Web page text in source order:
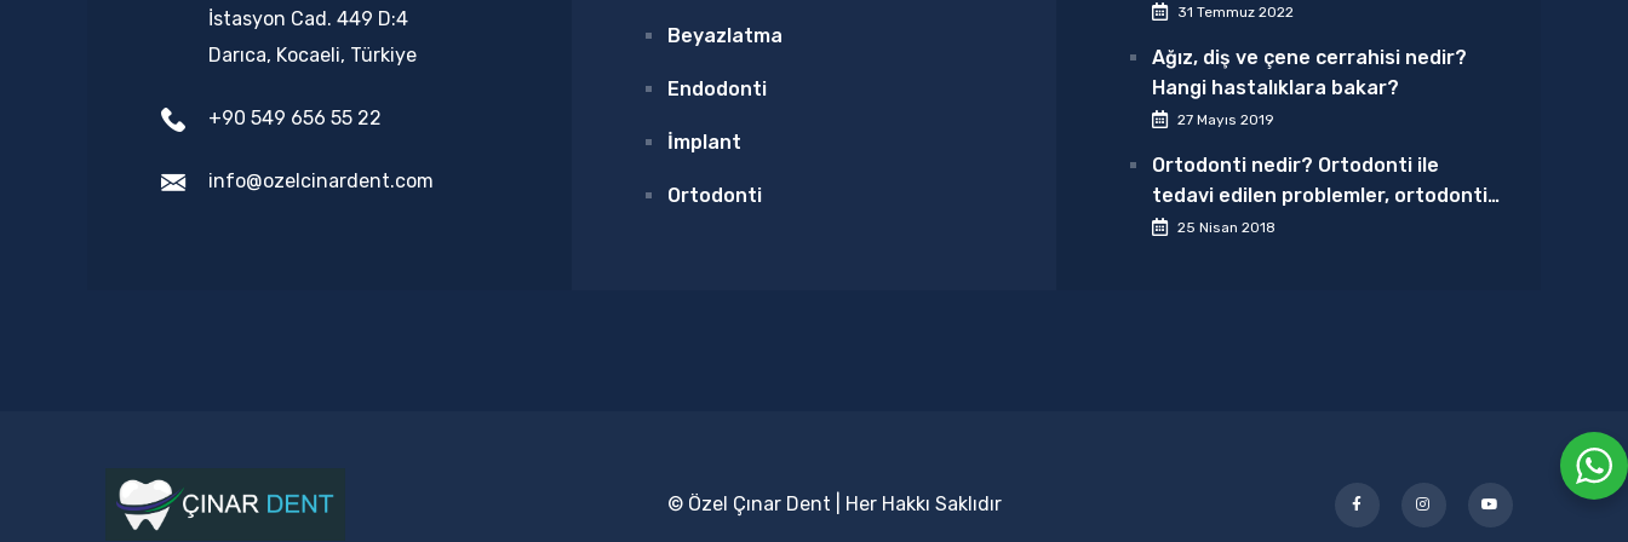
İstasyon Cad. 449 D:4
Darıca, Kocaeli, Türkiye
+90 549 656 55 22
info@ozelcinardent.com
Beyazlatma
Endodonti
İmplant
Ortodonti
31 Temmuz 2022
Ağız, diş ve çene cerrahisi nedir?
Hangi hastalıklara bakar?
27 Mayıs 2019
Ortodonti nedir? Ortodonti ile
tedavi edilen problemler, ortodontik
tedavi nasıl olur?
25 Nisan 2018
© Özel Çınar Dent | Her Hakkı Saklıdır